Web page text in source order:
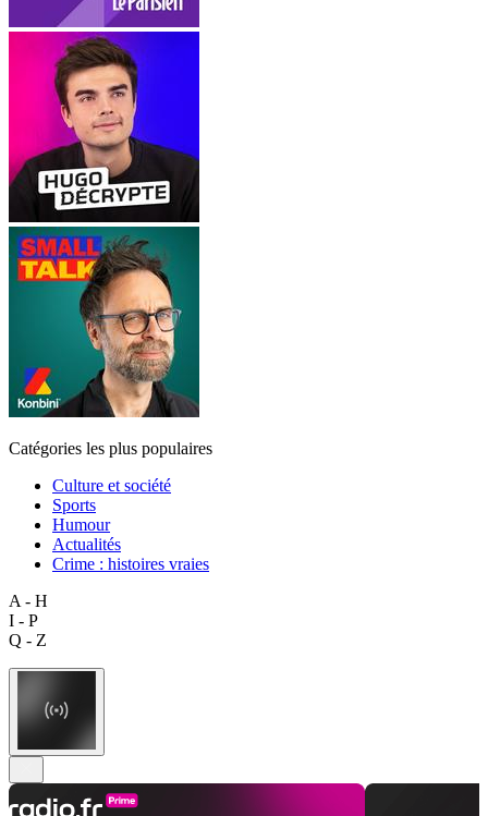
Catégories les plus populaires
Culture et société
Sports
Humour
Actualités
Crime : histoires vraies
A - H
I - P
Q - Z